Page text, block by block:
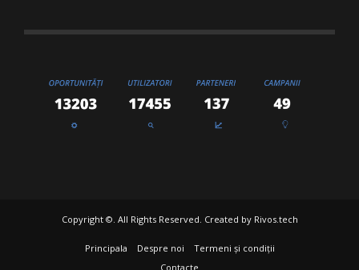
Copyright ©. All Rights Reserved. Created by Rivos.tech
Principala Despre noi
Termeni și condiții
Contacte